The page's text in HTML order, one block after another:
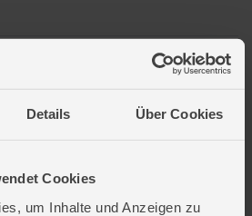
Details Über Cookies
Cookies
um Inhalte und Anzeigen zu
Fuchs - ca. 17 x 22 cm